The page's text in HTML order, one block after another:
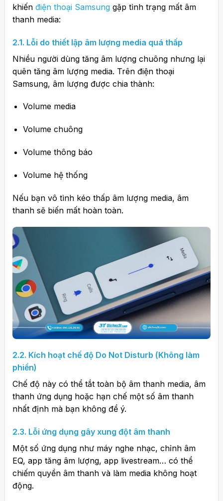
khiến điện thoại Samsunggặp tình trạng mất âm
thanh media:
2.1. Lỗi do thiết lập âm lượng media quá thấp
Nhiều người dùng tăng âm lượng chuông nhưng lại
quên tăng âm lượng media. Trên điện thoại
Samsung, âm lượng được chia thành:
Volume media
Volume chuông
Volume thông báo
Volume hệ thống
Nếu bạn vô tình kéo thấp âm lượng media, âm
thanh sẽ biến mất hoàn toàn.
2.2. Kích hoạt chế độ Do Not Disturb (Không làm
phiền)
Chế độ này có thể tắt toàn bộ âm thanh media, âm
thanh ứng dụng hoặc hạn chế một số âm thanh
nhất định mà bạn không để ý.
2.3. Lỗi ứng dụng gây xung đột âm thanh
Một số ứng dụng như máy nghe nhạc, chỉnh âm
EQ, app tăng âm lượng, app livestream… có thể
chiếm quyền âm thanh và làm media không hoạt
động.